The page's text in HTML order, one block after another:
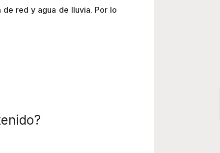
red y agua de lluvia. Por lo